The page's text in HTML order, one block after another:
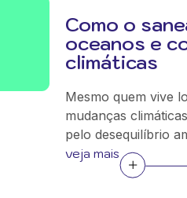
Como o
oceanos e
climáticas
Mesmo quem vive
mudanças
pelo desequilíbrio
veja mais